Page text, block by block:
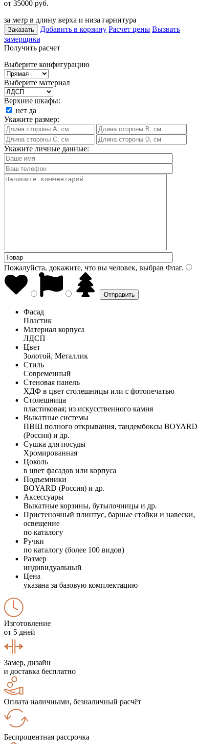
от 35000 руб.
за метр в длину верха и низа гарнитура
Заказать Добавить в корзину Расчет цены Вызвать
замерщика
Получить расчет
Выберите конфигурацию
Выберите материал
Верхние шкафы:
нет да
Укажите размер:
Укажите личные данные:
Пожалуйста, докажите, что вы человек, выбрав Флаг.
Фасад
Пластик
Материал корпуса
ЛДСП
Цвет
Золотой, Металлик
Стиль
Современный
Стеновая панель
ХДФ в цвет столешницы или с фотопечатью
Столешница
пластиковая; из искусственного камня
Выкатные системы
ПВШ полного открывания, тандембоксы BOYARD
(Россия) и др.
Сушка для посуды
Хромированная
Цоколь
в цвет фасадов или корпуса
Подъемники
BOYARD (Россия) и др.
Аксессуары
Выкатные корзины, бутылочницы и др.
Пристеночный плинтус, барные стойки и навески,
освещение
по каталогу
Ручки
по каталогу (более 100 видов)
Размер
индивидуальный
Цена
указана за базовую комплектацию
Изготовление
от 5 дней
Замер, дизайн
и доставка бесплатно
Оплата наличными, безналичный расчёт
Беспроцентная рассрочка